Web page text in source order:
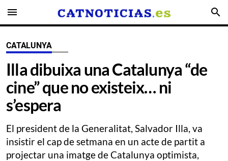
menu search
CATALUNYA
Illa dibuixa una Catalunya “de
cine” que no existeix… ni
s’espera
El president de la Generalitat, Salvador Illa, va
insistir el cap de setmana en un acte de partit a
projectar una imatge de Catalunya optimista,